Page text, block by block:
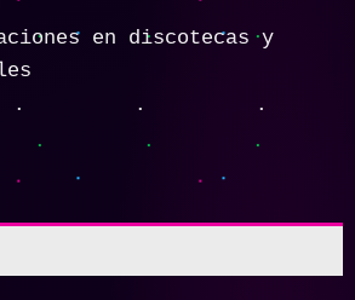
en discotecas y